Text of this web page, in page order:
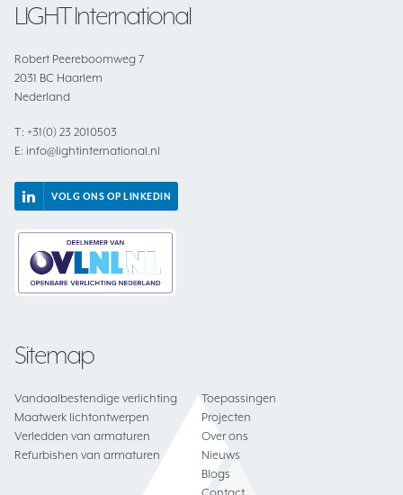
LIGHT International
Robert Peereboomweg 7
2031 BC Haarlem
Nederland
T: +31(0) 23 2010503
E: info@lightinternational.nl
VOLG ONS OP LINKEDIN
Sitemap
Vandaalbestendige verlichting
Maatwerk lichtontwerpen
Verledden van armaturen
Refurbishen van armaturen
Toepassingen
Projecten
Over ons
Nieuws
Blogs